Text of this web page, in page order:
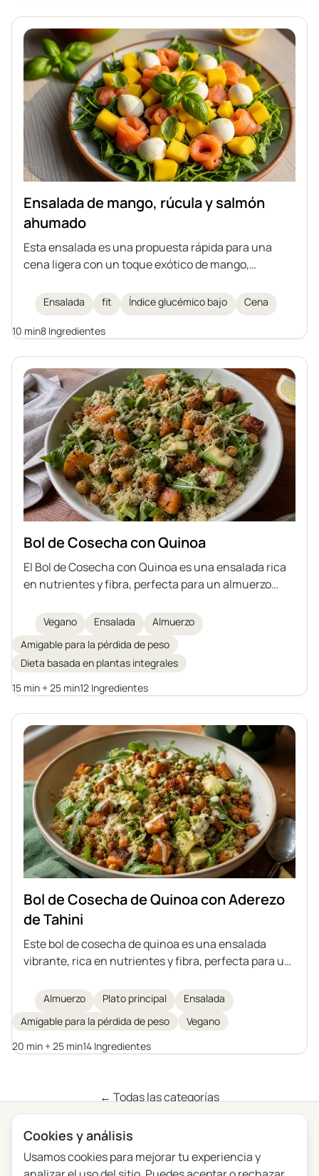
Ensalada de mango, rúcula y salmón
ahumado
Esta ensalada es una propuesta rápida para una
cena ligera con un toque exótico de mango,
ahumado. Todo se complementa con albahaca
fresca y un aderezo de limón. Ideal para quienes
cuidan su salud y figura.
Ensalada fit Índice glucémico bajo Cena
10 min8 Ingredientes
Bol de Cosecha con Quinoa
El Bol de Cosecha con Quinoa es una ensalada rica
en nutrientes y fibra, perfecta para un almuerzo
batatas asadas, garbanzos crujientes, aguacate
cremoso, semillas de calabaza germinadas, hojas
verdes y un aderezo casero de tahini con un toque
ácido. Los ingredientes aportan antioxidantes,
proteínas y grasas saludables para una energía
Vegano Ensalada
Almuerzo
Amigable para la pérdida de peso
Dieta basada en plantas integrales
15 min + 25 min12 Ingredientes
Bol de Cosecha de Quinoa con Aderezo
de Tahini
Este bol de cosecha de quinoa es una ensalada
vibrante, rica en nutrientes y fibra, perfecta para un
garbanzos, rúcula fresca, aguacate y brotes de
calabaza, se corona con un aderezo casero de tahini
para aportar más sabor y cremosidad. Ideal para la
pérdida de peso o para quienes buscan una comida
Almuerzo Plato principal
Ensalada
Amigable para la pérdida de peso
Vegano
20 min + 25 min14 Ingredientes
← Todas las categorías
PrivacidadTérminosBlogComentarios
Registro de cambios Configuración de cookies
Cookies y análisis
Usamos cookies para mejorar tu experiencia y